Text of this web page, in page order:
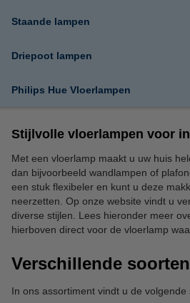
Staande lampen
Driepoot lampen
Philips Hue Vloerlampen
Stijlvolle vloerlampen voor
Met een vloerlamp maakt u uw huis
dan bijvoorbeeld wandlampen of
een stuk flexibeler en kunt u deze
neerzetten. Op onze website vindt u
diverse stijlen. Lees hieronder meer
hierboven direct voor de vloerlamp
Verschillende
In ons assortiment vindt u de